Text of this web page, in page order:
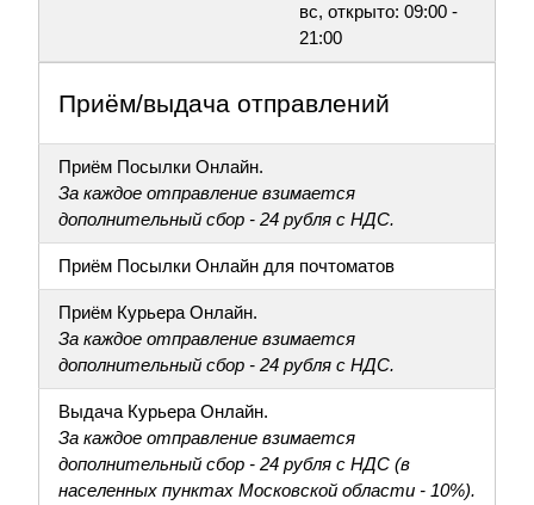
вс, открыто: 09:00 -
21:00
Приём/выдача отправлений
Приём Посылки Онлайн.
За каждое отправление взимается
дополнительный сбор - 24 рубля с НДС.
Приём Посылки Онлайн для почтоматов
Приём Курьера Онлайн.
За каждое отправление взимается
дополнительный сбор - 24 рубля с НДС.
Выдача Курьера Онлайн.
За каждое отправление взимается
дополнительный сбор - 24 рубля с НДС (в
населенных пунктах Московской области - 10%).